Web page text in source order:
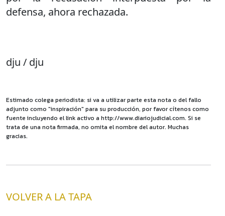
defensa, ahora rechazada.
dju / dju
Estimado colega periodista: si va a utilizar parte esta nota o del fallo
adjunto como "inspiración" para su producción, por favor cítenos como
fuente incluyendo el link activo a http://www.diariojudicial.com. Si se
trata de una nota firmada, no omita el nombre del autor. Muchas
gracias.
VOLVER A LA TAPA